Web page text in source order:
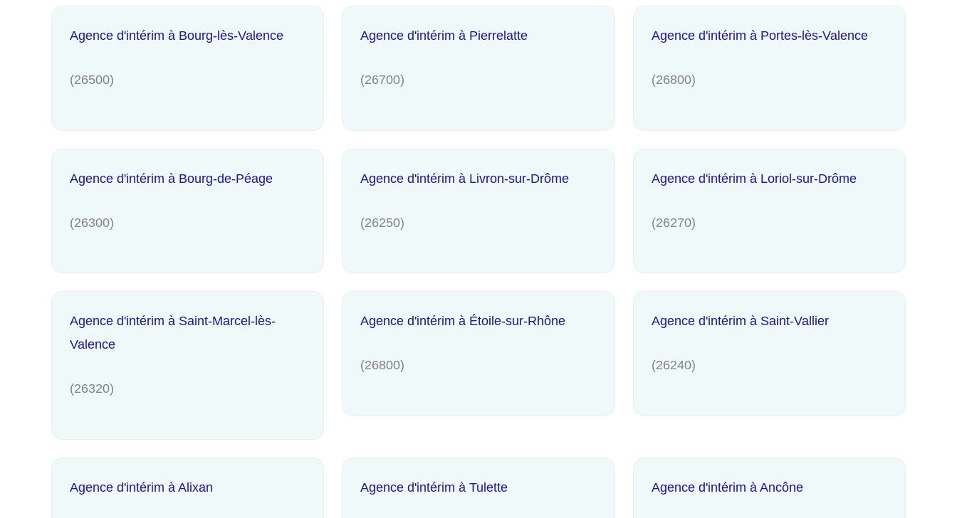
Agence d'intérim à Bourg-lès-Valence
(26500)
Agence d'intérim à Pierrelatte
(26700)
Agence d'intérim à Portes-lès-Valence
(26800)
Agence d'intérim à Bourg-de-Péage
(26300)
Agence d'intérim à Livron-sur-Drôme
(26250)
Agence d'intérim à Loriol-sur-Drôme
(26270)
Agence d'intérim à Saint-Marcel-lès-
Valence
(26320)
Agence d'intérim à Étoile-sur-Rhône
(26800)
Agence d'intérim à Saint-Vallier
(26240)
Agence d'intérim à Alixan Agence d'intérim à Tulette Agence d'intérim à Ancône